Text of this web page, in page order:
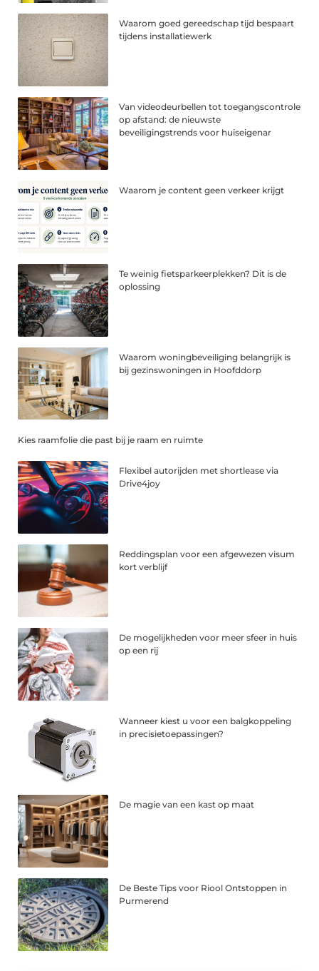
Waarom goed gereedschap tijd bespaart
tijdens installatiewerk
Van videodeurbellen tot toegangscontrole
op afstand: de nieuwste
beveiligingstrends voor huiseigenar
Waarom je content geen verkeer krijgt
Te weinig fietsparkeerplekken? Dit is de
oplossing
Waarom woningbeveiliging belangrijk is
bij gezinswoningen in Hoofddorp
Kies raamfolie die past bij je raam en ruimte
Flexibel autorijden met shortlease via
Drive4joy
Reddingsplan voor een afgewezen visum
kort verblijf
De mogelijkheden voor meer sfeer in huis
op een rij
Wanneer kiest u voor een balgkoppeling
in precisietoepassingen?
De magie van een kast op maat
De Beste Tips voor Riool Ontstoppen in
Purmerend